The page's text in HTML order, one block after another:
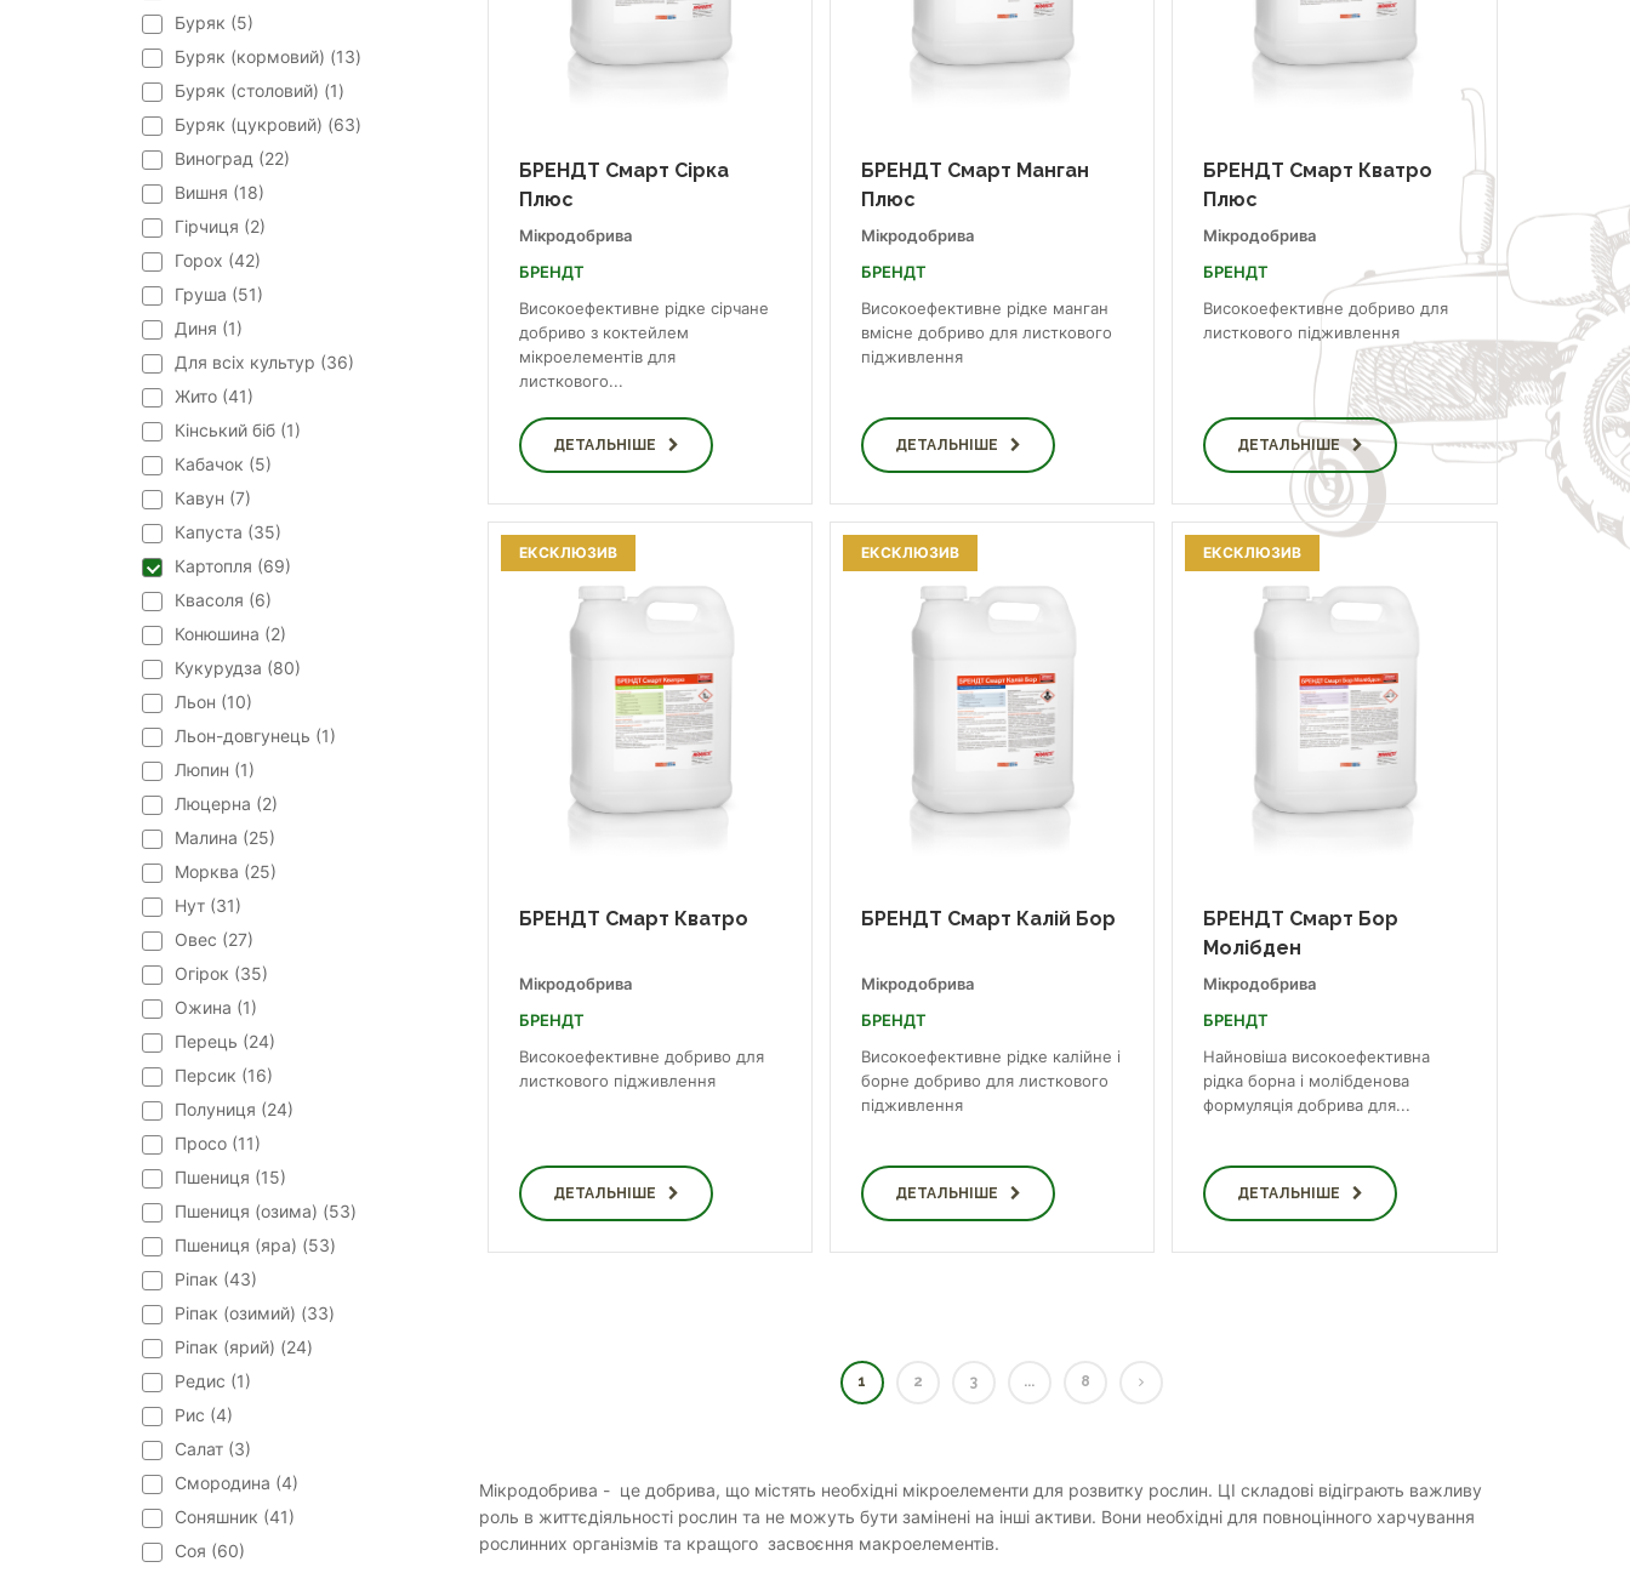
Буряк (5)
Буряк (кормовий) (13)
Буряк (столовий) (1)
Буряк (цукровий) (63)
Виноград (22)
Вишня (18)
Гірчиця (2)
Горох (42)
Груша (51)
Диня (1)
Для всіх культур (36)
Жито (41)
Кінський біб (1)
Кабачок (5)
Кавун (7)
Капуста (35)
Картопля (69)
Квасоля (6)
Конюшина (2)
Кукурудза (80)
Льон (10)
Льон-довгунець (1)
Люпин (1)
Люцерна (2)
Малина (25)
Морква (25)
Нут (31)
Овес (27)
Огірок (35)
Ожина (1)
Перець (24)
Персик (16)
Полуниця (24)
Просо (11)
Пшениця (15)
Пшениця (озима) (53)
Пшениця (яра) (53)
Ріпак (43)
Ріпак (озимий) (33)
Ріпак (ярий) (24)
Редис (1)
Рис (4)
Салат (3)
Смородина (4)
Соняшник (41)
Соя (60)
БРЕНДТ Смарт Сірка
Плюс
Мікродобрива
БРЕНДТ
Високоефективне рідке сірчане
добриво з коктейлем
мікроелементів для
листкового...
ДЕТАЛЬНІШЕ
БРЕНДТ Смарт Манган
Плюс
Мікродобрива
БРЕНДТ
Високоефективне рідке манган
вмісне добриво для листкового
підживлення
ДЕТАЛЬНІШЕ
БРЕНДТ Смарт Кватро
Плюс
Мікродобрива
БРЕНДТ
Високоефективне добриво для
листкового підживлення
ДЕТАЛЬНІШЕ
БРЕНДТ Смарт Кватро
Мікродобрива
БРЕНДТ
Високоефективне добриво для
листкового підживлення
ДЕТАЛЬНІШЕ
ЕКСКЛЮЗИВ
БРЕНДТ Смарт Калій Бор
Мікродобрива
БРЕНДТ
Високоефективне рідке калійне і
борне добриво для листкового
підживлення
ДЕТАЛЬНІШЕ
ЕКСКЛЮЗИВ
БРЕНДТ Смарт Бор
Молібден
Мікродобрива
БРЕНДТ
Найновіша високоефективна
рідка борна і молібденова
формуляція добрива для...
ДЕТАЛЬНІШЕ
ЕКСКЛЮЗИВ
1 2 3 ... 8
Мікродобрива - це добрива, що містять необхідні мікроелементи для розвитку рослин. ЦІ складові відіграють важливу
роль в життєдіяльності рослин та не можуть бути замінені на інші активи. Вони необхідні для повноцінного харчування
рослинних організмів та кращого засвоєння макроелементів.